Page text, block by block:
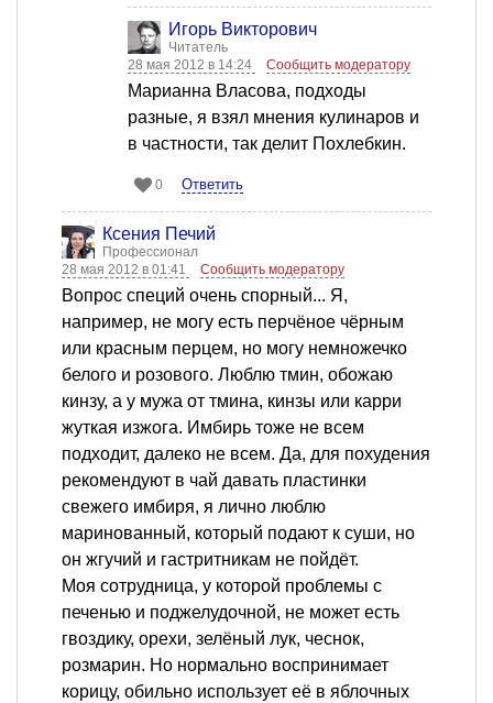
Игорь Викторович
Читатель
28 мая 2012 в 14:24
Сообщить модератору
Марианна Власова, подходы
разные, я взял мнения кулинаров и
в частности, так делит Похлебкин.
0 Ответить
Ксения Печий
Профессионал
28 мая 2012 в 01:41
Сообщить модератору
Вопрос специй очень спорный... Я,
например, не могу есть перчёное чёрным
или красным перцем, но могу немножечко
белого и розового. Люблю тмин, обожаю
кинзу, а у мужа от тмина, кинзы или карри
жуткая изжога. Имбирь тоже не всем
подходит, далеко не всем. Да, для похудения
рекомендуют в чай давать пластинки
свежего имбиря, я лично люблю
маринованный, который подают к суши, но
он жгучий и гастритникам не пойдёт.
Моя сотрудница, у которой проблемы с
печенью и поджелудочной, не может есть
гвоздику, орехи, зелёный лук, чеснок,
розмарин. Но нормально воспринимает
корицу, обильно использует её в яблочных